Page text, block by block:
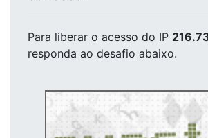
Para liberar o acesso do IP
responda ao desafio abaixo.